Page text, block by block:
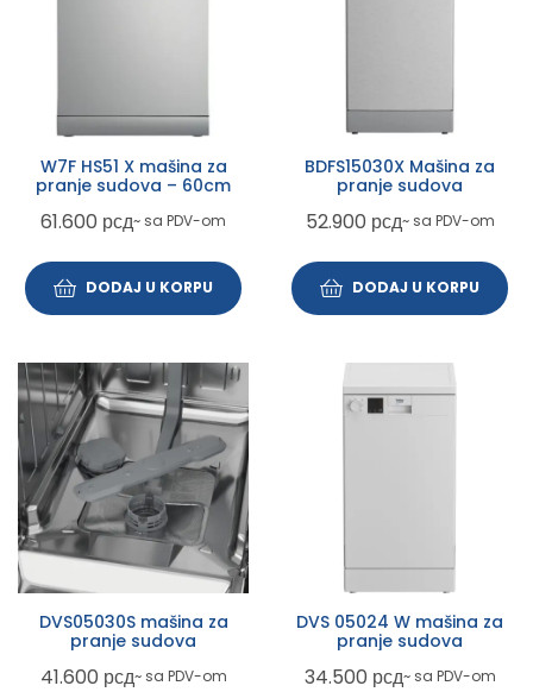
W7F HS51 X mašina za
pranje sudova – 60cm
61.600 рсд~ sa PDV-om
DODAJ U KORPU
BDFS15030X Mašina za
pranje sudova
52.900 рсд~ sa PDV-om
DODAJ U KORPU
DVS05030S mašina za
pranje sudova
41.600 рсд~ sa PDV-om
DVS 05024 W mašina za
pranje sudova
34.500 рсд~ sa PDV-om